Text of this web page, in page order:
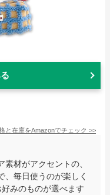
と在庫をAmazonでチェック >>
材がアクセントの、
、毎日使うのが楽しく
みのものが選べます